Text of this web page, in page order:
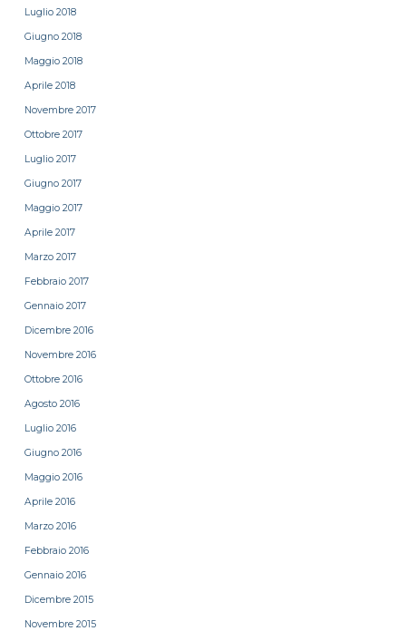
Luglio 2018
Giugno 2018
Maggio 2018
Aprile 2018
Novembre 2017
Ottobre 2017
Luglio 2017
Giugno 2017
Maggio 2017
Aprile 2017
Marzo 2017
Febbraio 2017
Gennaio 2017
Dicembre 2016
Novembre 2016
Ottobre 2016
Agosto 2016
Luglio 2016
Giugno 2016
Maggio 2016
Aprile 2016
Marzo 2016
Febbraio 2016
Gennaio 2016
Dicembre 2015
Novembre 2015